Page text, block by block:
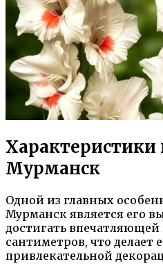
Характеристики
Мурманск
Одной из главных
Мурманск является его
достигать впечатляющей
сантиметров, что делает
привлекательной